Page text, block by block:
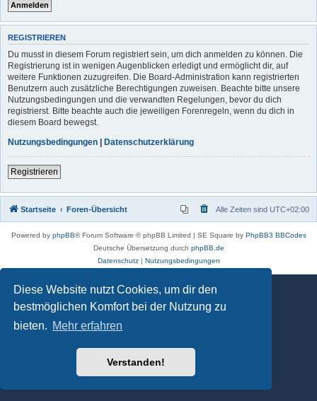
Diese Website nutzt Cookies, um dir den
bestmöglichen Komfort bei der Nutzung zu
bieten. Mehr erfahren
Verstanden!
REGISTRIEREN
Du musst in diesem Forum registriert sein, um dich anmelden zu können. Die
Registrierung ist in wenigen Augenblicken erledigt und ermöglicht dir, auf
weitere Funktionen zuzugreifen. Die Board-Administration kann registrierten
Benutzern auch zusätzliche Berechtigungen zuweisen. Beachte bitte unsere
Nutzungsbedingungen und die verwandten Regelungen, bevor du dich
registrierst. Bitte beachte auch die jeweiligen Forenregeln, wenn du dich in
diesem Board bewegst.
Nutzungsbedingungen | Datenschutzerklärung
Registrieren
Startseite Foren-Übersicht Alle Zeiten sind UTC+02:00
Powered by phpBB® Forum Software © phpBB Limited | SE Square by PhpBB3 BBCodes
Deutsche Übersetzung durch phpBB.de
Datenschutz| Nutzungsbedingungen